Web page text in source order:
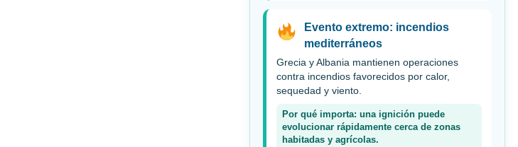
Evento extremo: incendios
mediterráneos
Grecia y Albania mantienen operaciones
contra incendios favorecidos por calor,
sequedad y viento.
Por qué importa: una ignición puede
evolucionar rápidamente cerca de zonas
habitadas y agrícolas.